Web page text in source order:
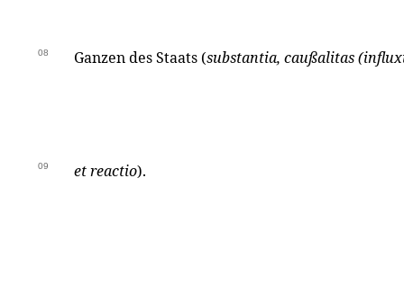
08 Ganzen des Staats (substantia, caußalitas
09 et reactio).